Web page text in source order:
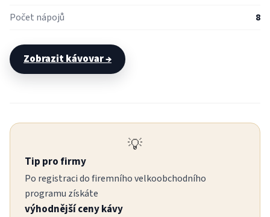
Počet nápojů
8
Zobrazit kávovar →
💡
Tip pro firmy
Po registraci do firemního velkoobchodního
programu získáte
výhodnější ceny kávy